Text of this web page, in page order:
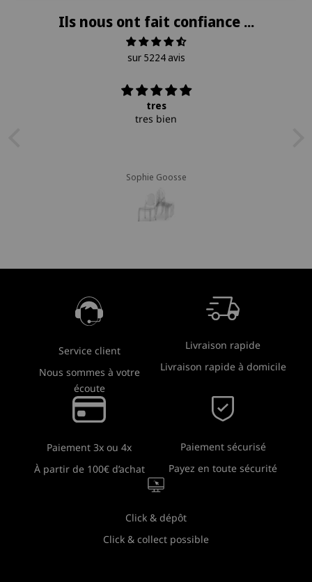
Ils nous ont fait confiance ...
sur 5224 avis
tres
tres bien
Sophie Goosse
Service client
Nous sommes à votre
écoute
Livraison rapide
Livraison rapide à domicile
Paiement 3x ou 4x
À partir de 100€ d’achat
Paiement sécurisé
Payez en toute sécurité
Click & dépôt
Click & collect possible
Newsletter